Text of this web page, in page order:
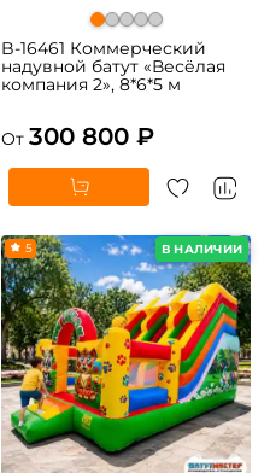
B-16461 Коммерческий
надувной батут «Весёлая
компания 2», 8*6*5 м
От 300 800 ₽
В НАЛИЧИИ
5